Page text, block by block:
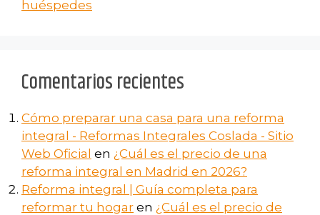
huéspedes
Comentarios recientes
Cómo preparar una casa para una reforma
integral - Reformas Integrales Coslada - Sitio
Web Oficial en ¿Cuál es el precio de una
reforma integral en Madrid en 2026?
Reforma integral | Guía completa para
reformar tu hogar en ¿Cuál es el precio de